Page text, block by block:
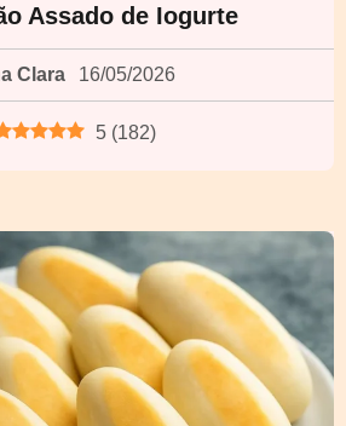
Assado de Iogurte
Clara 16/05/2026
5 (182)